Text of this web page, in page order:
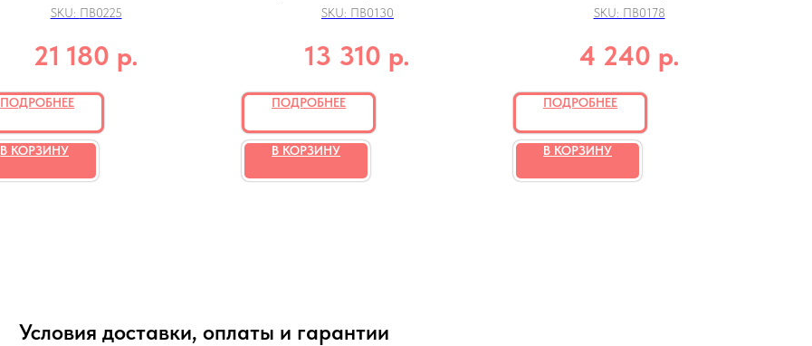
SKU: ПВ0225
21 180 р.
ПОДРОБНЕЕ
В КОРЗИНУ
SKU: ПВ0130
13 310 р.
ПОДРОБНЕЕ
В КОРЗИНУ
SKU: ПВ0178
4 240 р.
ПОДРОБНЕЕ
В КОРЗИНУ
Условия доставки, оплаты и гарантии